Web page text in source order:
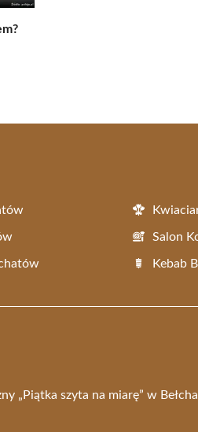
Salon
Kebab
„Piątka szyta na miarę” w